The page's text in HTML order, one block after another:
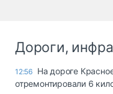
Дороги,
12:56 На дороге
отремонтировали 6